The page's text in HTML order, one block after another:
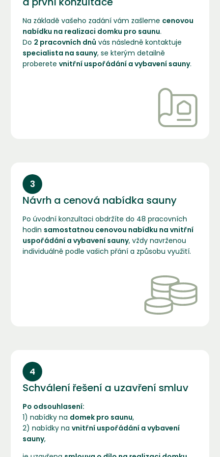
Na základě vašeho zadání vám zašleme cenovou
nabídku na realizaci domku pro saunu.
Do 2 pracovních dnů vás následně kontaktuje
specialista na sauny, se kterým detailně
proberetevnitřní uspořádání a vybavení sauny.
3
Návrh a cenová nabídka sauny
Po úvodní konzultaci obdržíte do 48 pracovních
hodin samostatnou cenovou nabídku na vnitřní
uspořádání a vybavení sauny, vždy navrženou
individuálně podle vašich přání a způsobu využití.
4
Schválení řešení a uzavření smluv
Po odsouhlasení:
1) nabídky na domek pro saunu,
2) nabídky navnitřní uspořádání a vybavení
sauny,